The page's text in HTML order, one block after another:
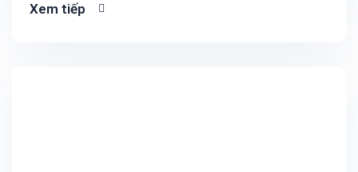
phép nhập cảnh Đảo Síp (visa làm việc) với thời
Xem tiếp